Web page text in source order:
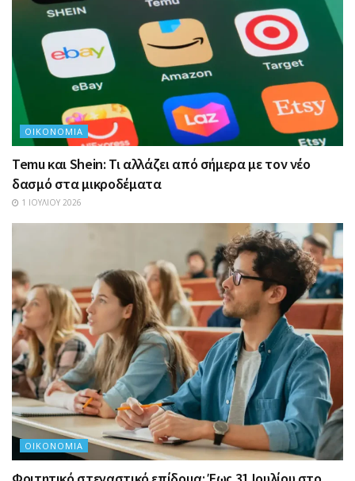
ΟΙΚΟΝΟΜΊΑ
Temu και Shein: Τι αλλάζει από σήμερα με τον νέο
δασμό στα μικροδέματα
1 ΙΟΥΛΊΟΥ 2026
ΟΙΚΟΝΟΜΊΑ